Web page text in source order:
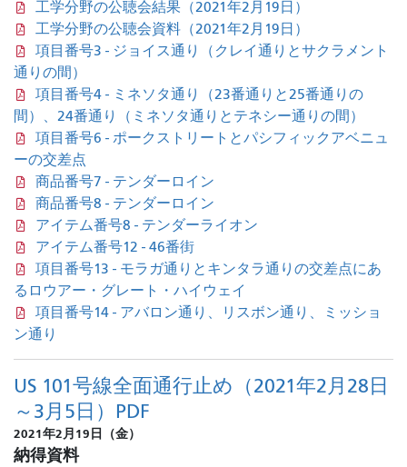
工学分野の公聴会結果（2021年2月19日）
工学分野の公聴会資料（2021年2月19日）
項目番号3 - ジョイス通り（クレイ通りとサクラメント
通りの間）
項目番号4 - ミネソタ通り（23番通りと25番通りの
間）、24番通り（ミネソタ通りとテネシー通りの間）
項目番号6 - ポークストリートとパシフィックアベニュ
ーの交差点
商品番号7 - テンダーロイン
商品番号8 - テンダーロイン
アイテム番号8 - テンダーライオン
アイテム番号12 - 46番街
項目番号13 - モラガ通りとキンタラ通りの交差点にあ
るロウアー・グレート・ハイウェイ
項目番号14 - アバロン通り、リスボン通り、ミッショ
ン通り
US 101号線全面通行止め（2021年2月28日
～3月5日）PDF
2021年2月19日（金）
納得資料